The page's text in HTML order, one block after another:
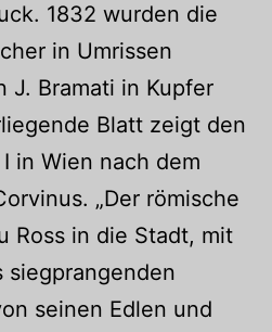
1832 wurden die
in Umrissen
J. Bramati in Kupfer
Blatt zeigt den
in Wien nach dem
„Der römische
Ross in die Stadt, mit
siegprangenden
seinen Edlen und